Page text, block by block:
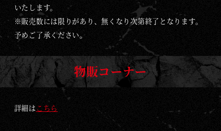
いたします。
※販売数には限りがあり、無くなり次第終了となります。
予めご了承ください。
物販コーナー
詳細は こちら